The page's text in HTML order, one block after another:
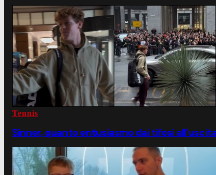
Tennis
Sinner, quanto entusiasmo dai tifosi